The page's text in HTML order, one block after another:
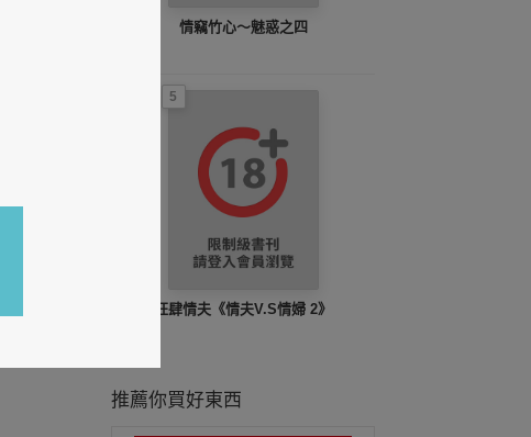
情竊竹心～魅惑之四
5
狂肆情夫《情夫V.S情婦 2》
推薦你買好東西